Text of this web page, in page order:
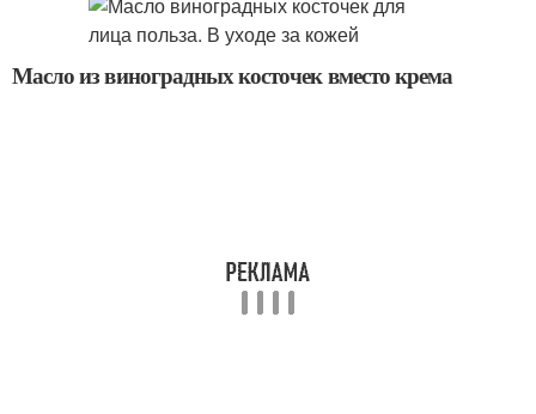
Масло из виноградных косточек вместо крема